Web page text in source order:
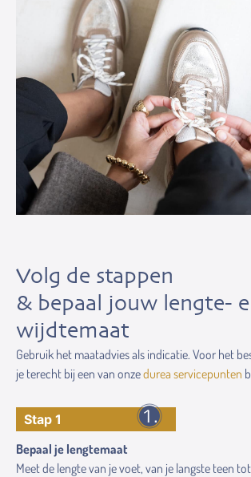
Volg de stappen
& bepaal jouw lengte-
wijdtemaat
Gebruik het maatadvies als indicatie. Voor het
je terecht bij een van onzedurea servicepunten
Stap 1
Bepaal je lengtemaat
Meet de lengte van je voet, van je langste teen